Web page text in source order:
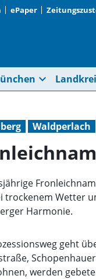
ePaper
expand_more
Waldperlach
trockenem Wetter
Harmonie.
geht
werden